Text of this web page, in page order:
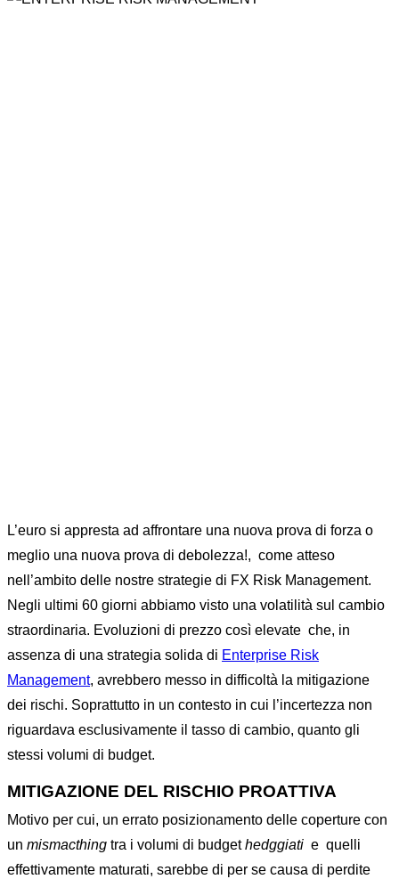
L’euro si appresta ad affrontare una nuova prova di forza o
meglio una nuova prova di debolezza!, come atteso
nell’ambito delle nostre strategie di FX Risk Management.
Negli ultimi 60 giorni abbiamo visto una volatilità sul cambio
straordinaria. Evoluzioni di prezzo così elevate che, in
assenza di una strategia solida di Enterprise Risk
Management, avrebbero messo in difficoltà la mitigazione
dei rischi. Soprattutto in un contesto in cui l’incertezza non
riguardava esclusivamente il tasso di cambio, quanto gli
stessi volumi di budget.
MITIGAZIONE DEL RISCHIO PROATTIVA
Motivo per cui, un errato posizionamento delle coperture con
un mismacthing tra i volumi di budgethedggiati e quelli
effettivamente maturati, sarebbe di per se causa di perdite